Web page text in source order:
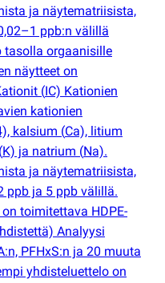
ja näytematriisista,
ppb:n välillä
tasolla orgaanisille
näytteet on
(IC) Kationien
kationien
kalsium (Ca), litium
(K) ja natrium (Na).
ja näytematriisista,
ppb ja 5 ppb välillä.
toimitettava HDPE-
Analyysi
PFHxS:n ja 20 muuta
yhdisteluettelo on